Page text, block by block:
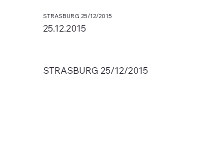
STRASBURG 25/12/2015
25.12.2015
STRASBURG 25/12/2015